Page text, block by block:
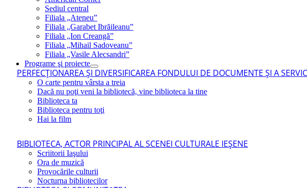
Sediul central
Filiala „Ateneu”
Filiala „Garabet Ibrăileanu”
Filiala „Ion Creangă”
Filiala „Mihail Sadoveanu”
Filiala „Vasile Alecsandri”
Programe şi proiecte
PERFECŢIONAREA ŞI DIVERSIFICAREA FONDULUI DE DOCUMENTE ŞI A
O carte pentru vârsta a treia
Dacă nu poţi veni la bibliotecă, vine biblioteca la tine
Biblioteca ta
Biblioteca pentru toţi
Hai la film
BIBLIOTECA, ACTOR PRINCIPAL AL SCENEI CULTURALE IEŞENE
Scriitorii Iaşului
Ora de muzică
Provocările culturii
Nocturna bibliotecilor